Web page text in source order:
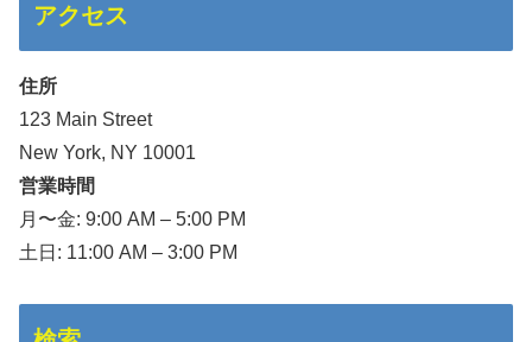
アクセス
住所
123 Main Street
New York, NY 10001
営業時間
月〜金: 9:00 AM – 5:00 PM
土日: 11:00 AM – 3:00 PM